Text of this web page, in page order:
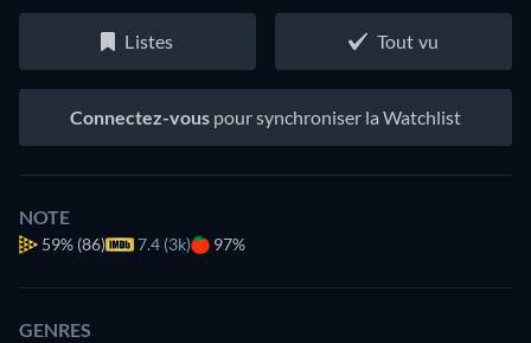
Listes Tout vu
Connectez-vous pour synchroniser la Watchlist
NOTE
59% (86) 7.4 (3k) 97%
GENRES